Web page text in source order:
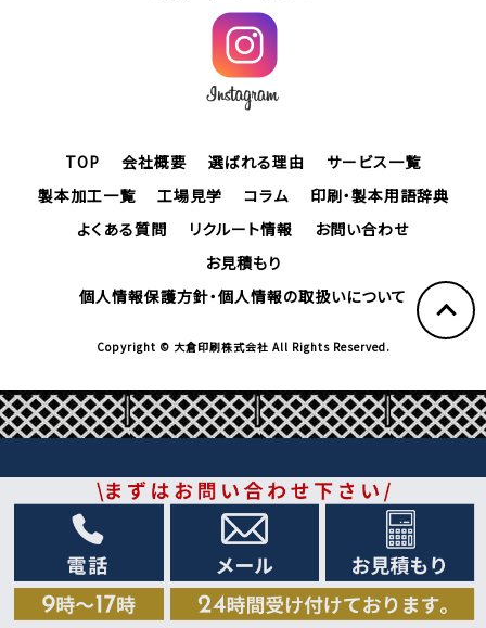
TOP 会社概要 選ばれる理由
サービス一覧
製本加工一覧
工場見学 コラム
印刷・製本用語辞典
よくある質問
リクルート情報
お問い合わせ
お見積もり
個人情報保護方針・個人情報の取扱いについて
Copyright © 大倉印刷株式会社 All Rights Reserved.